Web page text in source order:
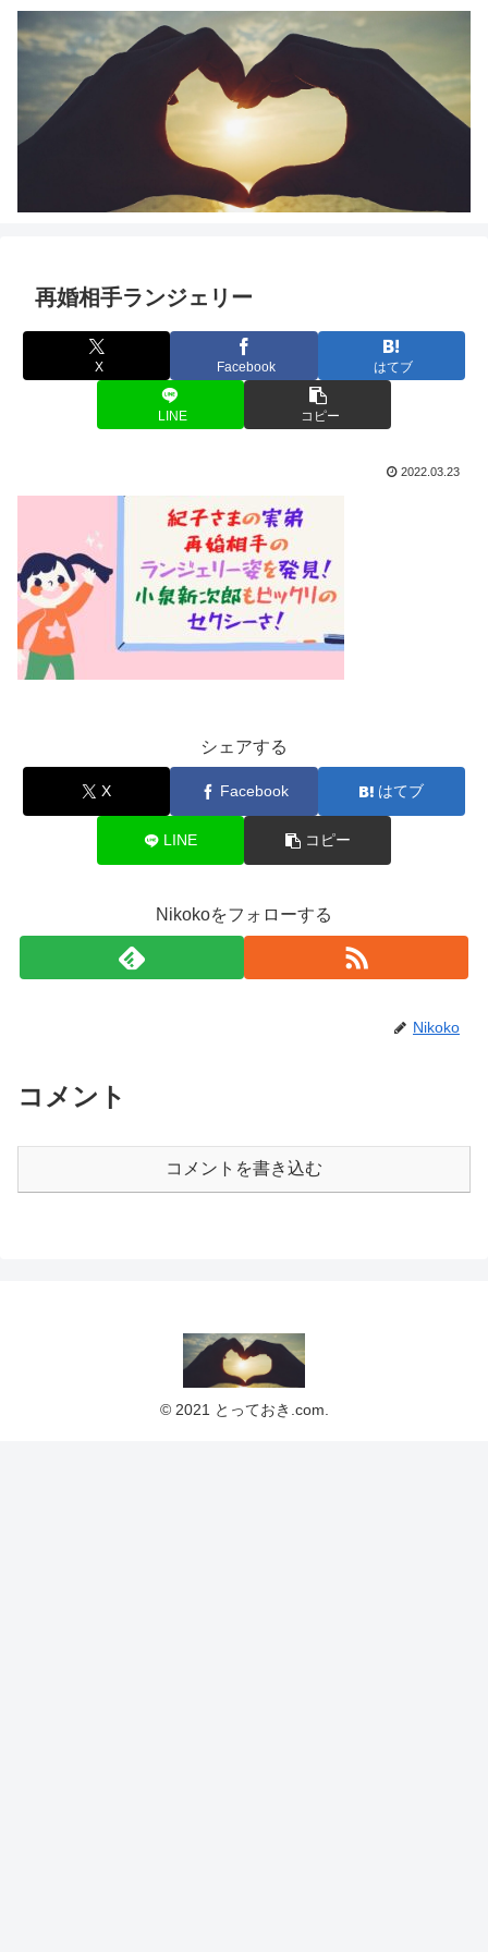
再婚相手ランジェリー
X Facebook はてブ
LINE コピー
2022.03.23
シェアする
X Facebook はてブ
LINE コピー
Nikokoをフォローする
Nikoko
コメント
コメントを書き込む
© 2021 とっておき.com.